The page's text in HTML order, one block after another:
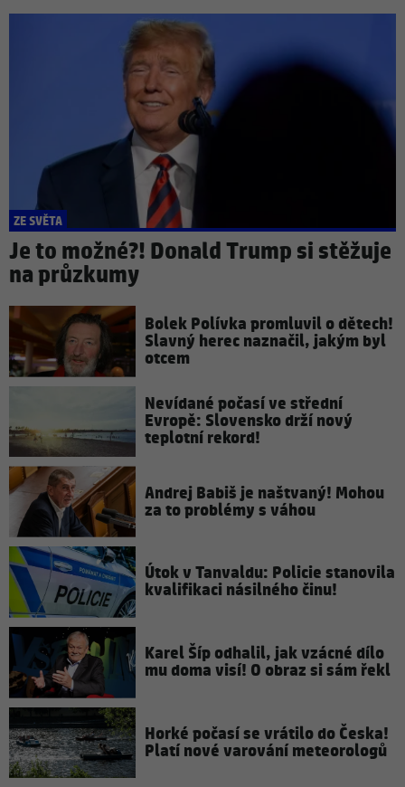
ZE SVĚTA
Je to možné?! Donald Trump si stěžuje
na průzkumy
Bolek Polívka promluvil o dětech!
Slavný herec naznačil, jakým byl
otcem
Nevídané počasí ve střední
Evropě: Slovensko drží nový
teplotní rekord!
Andrej Babiš je naštvaný! Mohou
za to problémy s váhou
Útok v Tanvaldu: Policie stanovila
kvalifikaci násilného činu!
Karel Šíp odhalil, jak vzácné dílo
mu doma visí! O obraz si sám řekl
Horké počasí se vrátilo do Česka!
Platí nové varování meteorologů